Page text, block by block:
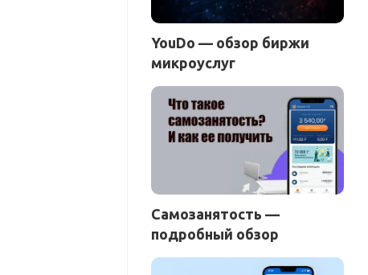
YouDo — обзор биржи
микроуслуг
Самозанятость —
подробный обзор